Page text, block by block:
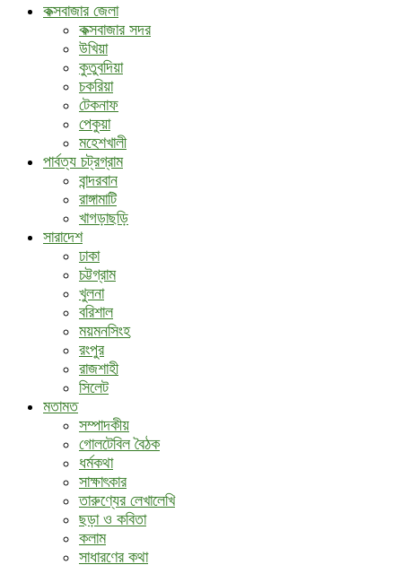
কক্সবাজার জেলা
কক্সবাজার সদর
উখিয়া
কুতুবদিয়া
চকরিয়া
টেকনাফ
পেকুয়া
মহেশখালী
পার্বত্য চট্রগ্রাম
বান্দরবান
রাঙ্গামাটি
খাগড়াছড়ি
সারাদেশ
ঢাকা
চট্টগ্রাম
খুলনা
বরিশাল
ময়মনসিংহ
রংপুর
রাজশাহী
সিলেট
মতামত
সম্পাদকীয়
গোলটেবিল বৈঠক
ধর্মকথা
সাক্ষাৎকার
তারুণ্যের লেখালেখি
ছড়া ও কবিতা
কলাম
সাধারণের কথা